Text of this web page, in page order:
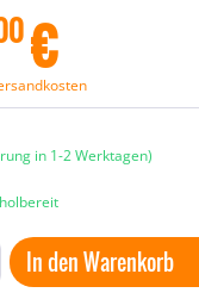
€
in 1-2 Werktagen)
In denWarenkorb